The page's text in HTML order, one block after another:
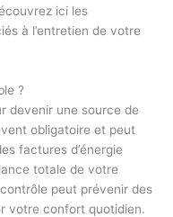
ici les
à l’entretien de votre
?
devenir une source de
obligatoire et peut
factures d’énergie
totale de votre
peut prévenir des
votre confort quotidien.